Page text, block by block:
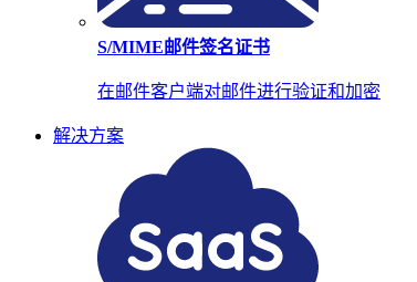
S/MIME邮件签名证书
在邮件客户端对邮件进行验证和加密
解决方案